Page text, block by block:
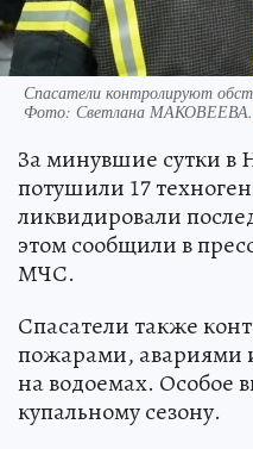
Спасатели контролируют
Фото: Светлана МАКОВЕЕВА.
За минувшие сутки в
потушили 17
ликвидировали
этом сообщили в
МЧС.
Спасатели также
пожарами, авариями
на водоемах. Особое
купальному сезону.